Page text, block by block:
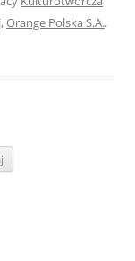
,Orange Polska S.A..